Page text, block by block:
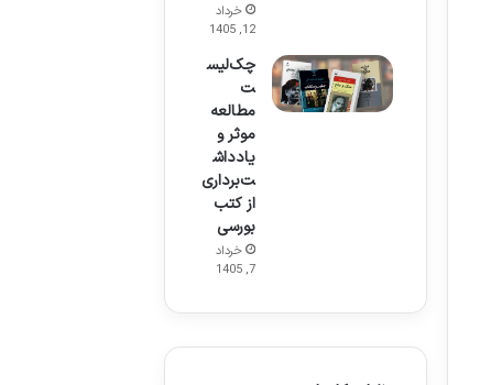
خرداد
12, 1405
چک‌لیس
ت
مطالعه
موثر و
یادداش
ت‌برداری
از کتب
بورسی
خرداد
7, 1405